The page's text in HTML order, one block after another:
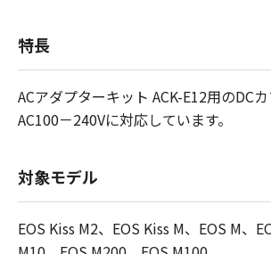
特長
ACアダプターキット ACK-E12用のDCカ
AC100－240Vに対応しています。
対象モデル
EOS Kiss M2、EOS Kiss M、EOS M、